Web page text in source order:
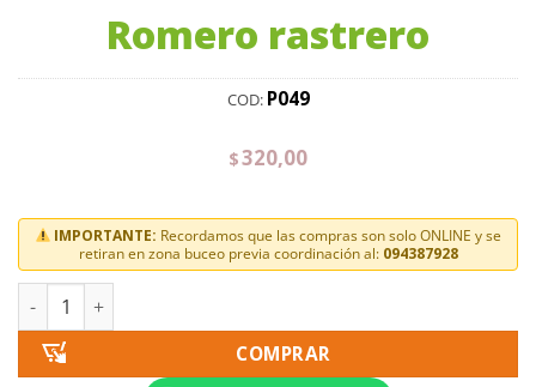
Romero rastrero
COD: P049
$320,00
IMPORTANTE: Recordamos que las compras son solo ONLINE y se
retiran en zona buceo previa coordinación al: 094387928
COMPRAR